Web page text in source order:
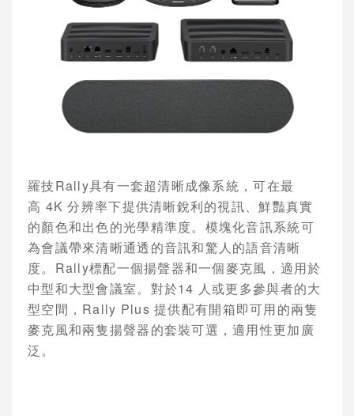
Cisco Webex 解決方案
Yealink 視訊會議系統
Cisco 視訊會議系統
POLYCOM 視訊會議系統
VCPLUS雲端視訊會議服務
視訊研討會與活動規劃
Logitech視訊會議系統
Jabra 整合通訊系統
Konftel UC整合通訊
羅技Rally具有一套超清晰成像系統，可在最
高 4K分辨率下提供清晰銳利的視訊、鮮豔真實
的顏色和出色的光學精準度。模塊化音訊系統可
為會議帶來清晰通透的音訊和驚人的語音清晰
度。 Rally標配一個揚聲器和一個麥克風，適用於
中型和大型會議室。對於14 人或更多參與者的大
型空間， Rally Plus提供配有開箱即可用的兩隻
麥克風和兩隻揚聲器的套裝可選，適用性更加廣
泛。